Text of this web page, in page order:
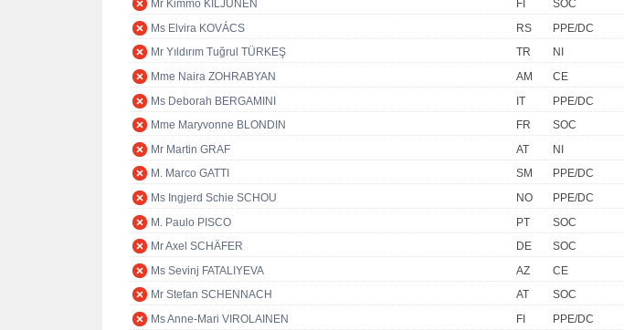
Mr Kimmo KILJUNEN
FI
SOC
Ms Elvira KOVÁCS
RS
PPE/DC
Mr Yıldırım Tuğrul TÜRKEŞ
TR
NI
Mme Naira ZOHRABYAN
AM
CE
Ms Deborah BERGAMINI
IT
PPE/DC
Mme Maryvonne BLONDIN
FR
SOC
Mr Martin GRAF
AT
NI
M. Marco GATTI
SM
PPE/DC
Ms Ingjerd Schie SCHOU
NO
PPE/DC
M. Paulo PISCO
PT
SOC
Mr Axel SCHÄFER
DE
SOC
Ms Sevinj FATALIYEVA
AZ
CE
Mr Stefan SCHENNACH
AT
SOC
Ms Anne-Mari VIROLAINEN
FI
PPE/DC